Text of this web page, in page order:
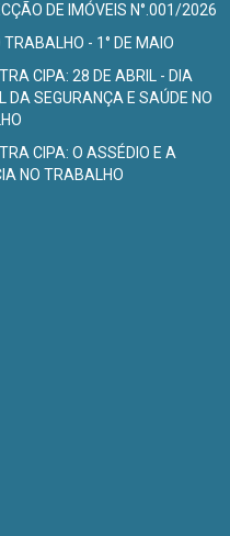
DE IMÓVEIS N°.001/2026
TRABALHO - 1° DE MAIO
CIPA: 28 DE ABRIL - DIA
DA SEGURANÇA E SAÚDE NO
CIPA: O ASSÉDIO E A
NO TRABALHO